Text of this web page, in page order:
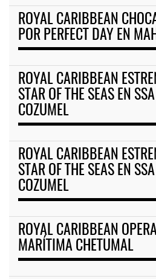
ROYAL CARIBBEAN
POR PERFECT DAY EN
ROYAL CARIBBEAN
STAR OF THE SEAS EN
COZUMEL
ROYAL CARIBBEAN
STAR OF THE SEAS EN
COZUMEL
ROYAL CARIBBEAN
MARÍTIMA CHETUMAL